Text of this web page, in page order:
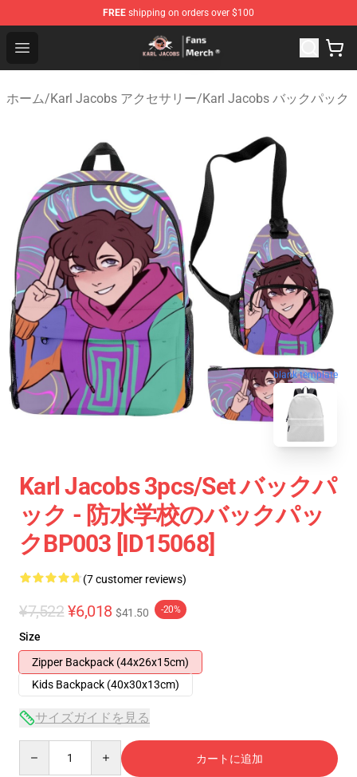
FREE shipping on orders over $100
Open menu
Karl Jacobs Store - Official Karl Jacobs Merchandise
ホーム/Karl Jacobs アクセサリー/Karl Jacobs バックパック
blank template
Karl Jacobs 3pcs/set バックパ
ック - 防水学校のバックパッ
クBP003 [ID15068]
(7 customer reviews)
¥7,522 ¥6,018 $41.50 -20%
Size
Zipper Backpack (44x26x15cm)
Kids Backpack (40x30x13cm)
サイズガイドを見る
カートに追加